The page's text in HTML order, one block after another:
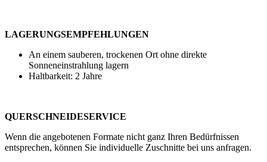
LAGERUNGSEMPFEHLUNGEN
An einem sauberen, trockenen Ort ohne direkte
Sonneneinstrahlung lagern
Haltbarkeit: 2 Jahre
QUERSCHNEIDESERVICE
Wenn die angebotenen Formate nicht ganz Ihren Bedürfnissen
entsprechen, können Sie individuelle Zuschnitte bei uns anfragen.